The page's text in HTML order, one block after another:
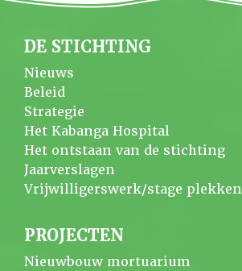
DE STICHTING
Nieuws
Beleid
Strategie
Het Kabanga Hospital
Het ontstaan van de stichting
Jaarverslagen
Vrijwilligerswerk/stage plekken
PROJECTEN
Nieuwbouw mortuarium